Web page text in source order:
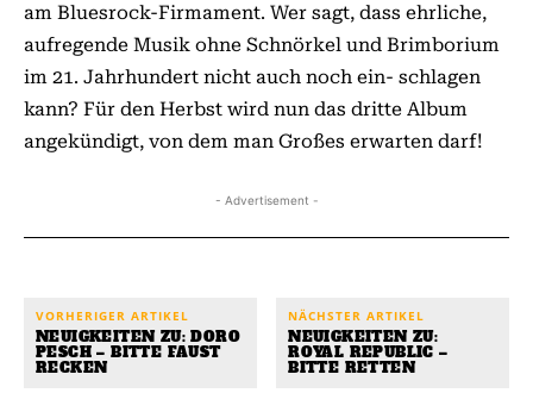
am Bluesrock-Firmament. Wer sagt, dass ehrliche,
aufregende Musik ohne Schnörkel und Brimborium
im 21. Jahrhundert nicht auch noch ein- schlagen
kann? Für den Herbst wird nun das dritte Album
angekündigt, von dem man Großes erwarten darf!
- Advertisement -
VORHERIGER ARTIKEL
NEUIGKEITEN ZU: DORO
PESCH – BITTE FAUST
RECKEN
NÄCHSTER ARTIKEL
NEUIGKEITEN ZU:
ROYAL REPUBLIC –
BITTE RETTEN